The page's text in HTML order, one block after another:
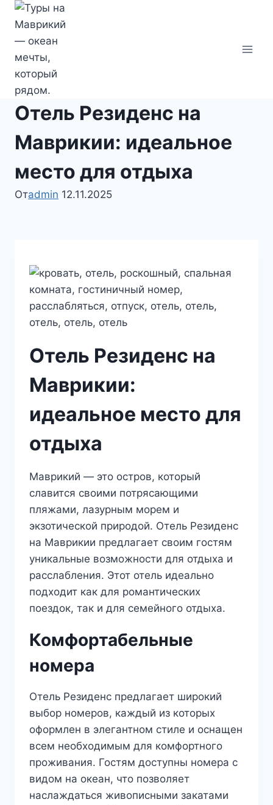
Перейти
содержимому
Отель Резиденс на
Маврикии: идеальное
место для отдыха
Отadmin 12.11.2025
Отель Резиденс на
Маврикии:
идеальное место для
отдыха
Маврикий — это остров, который
славится своими потрясающими
пляжами, лазурным морем и
экзотической природой. Отель Резиденс
на Маврикии предлагает своим гостям
уникальные возможности для отдыха и
расслабления. Этот отель идеально
подходит как для романтических
поездок, так и для семейного отдыха.
Комфортабельные
номера
Отель Резиденс предлагает широкий
выбор номеров, каждый из которых
оформлен в элегантном стиле и оснащен
всем необходимым для комфортного
проживания. Гостям доступны номера с
видом на океан, что позволяет
наслаждаться живописными закатами